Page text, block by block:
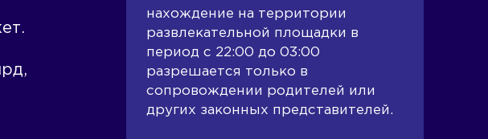
нахождение на территории
развлекательной площадки в
период с 22:00 до 03:00
разрешается только в
сопровождении родителей или
других законных представителей.